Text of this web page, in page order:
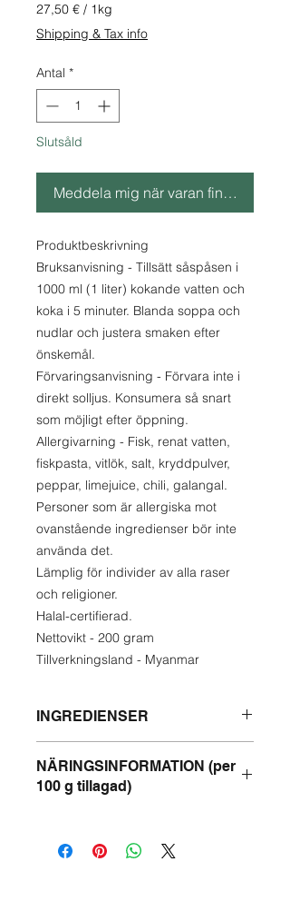
27,50 € / 1kg
27,50 €
per
kilo
Shipping & Tax info
Antal *
Slutsåld
Meddela mig när varan finns i lager
Produktbeskrivning
Bruksanvisning - Tillsätt såspåsen i
1000 ml (1 liter) kokande vatten och
koka i 5 minuter. Blanda soppa och
nudlar och justera smaken efter
önskemål.
Förvaringsanvisning - Förvara inte i
direkt solljus. Konsumera så snart
som möjligt efter öppning.
Allergivarning - Fisk, renat vatten,
fiskpasta, vitlök, salt, kryddpulver,
peppar, limejuice, chili, galangal.
Personer som är allergiska mot
ovanstående ingredienser bör inte
använda det.
Lämplig för individer av alla raser
och religioner.
Halal-certifierad.
Nettovikt - 200 gram
Tillverkningsland - Myanmar
INGREDIENSER
salt, kryddpulver, peppar, limejuice,
chili, galangal.
NÄRINGSINFORMATION (per
100 g tillagad)
Fett - 13 g